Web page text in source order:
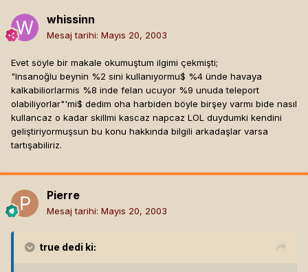
whissinn
Mesaj tarihi: Mayıs 20, 2003
Evet söyle bir makale okumuştum ilgimi çekmişti;
"Insanoğlu beynin %2 sini kullanıyormu$ %4 ünde havaya
kalkabiliorlarmis %8 inde felan ucuyor %9 unuda teleport
olabiliyorlar"'mi$ dedim oha harbiden böyle birşey varmı bide nasıl
kullancaz o kadar skillmi kascaz napcaz LOL duydumki kendini
geliştiriyormuşsun bu konu hakkında bilgili arkadaşlar varsa
tartışabiliriz.
Pierre
Mesaj tarihi: Mayıs 20, 2003
true dedi ki: